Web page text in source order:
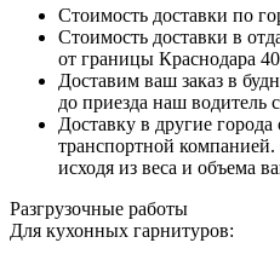
Стоимость доставки по
Стоимость доставки в
от границы Краснодара
Доставим ваш заказ в
до приезда наш водитель
Доставку в другие
транспортной компанией.
исходя из веса и объема
Разгрузочные работы
Для кухонных гарнитуров: